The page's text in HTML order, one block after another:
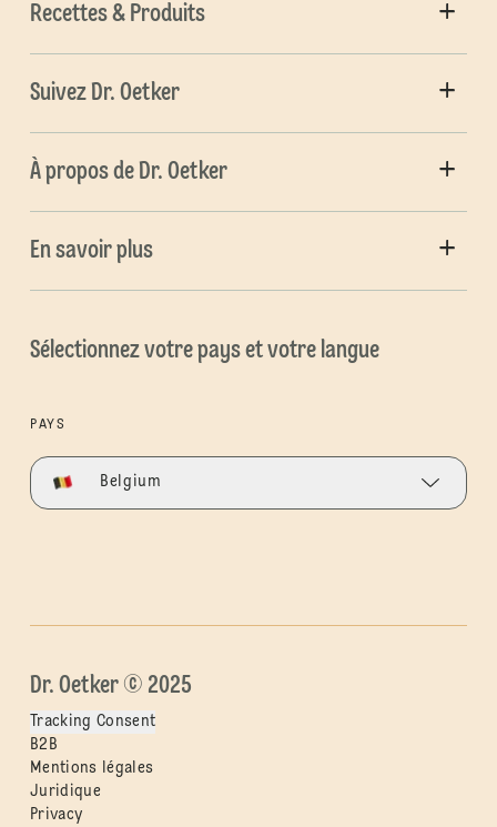
Recettes & Produits
Suivez Dr. Oetker
À propos de Dr. Oetker
En savoir plus
Sélectionnez votre pays et votre langue
PAYS
Belgium
Dr. Oetker © 2025
Tracking Consent
B2B
Mentions légales
Juridique
Privacy